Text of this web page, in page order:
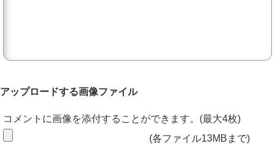
アップロードする画像ファイル
コメントに画像を添付することができます。(最大4枚)
(各ファイル13MBまで)